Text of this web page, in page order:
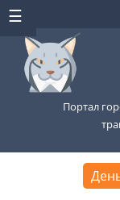
Портал